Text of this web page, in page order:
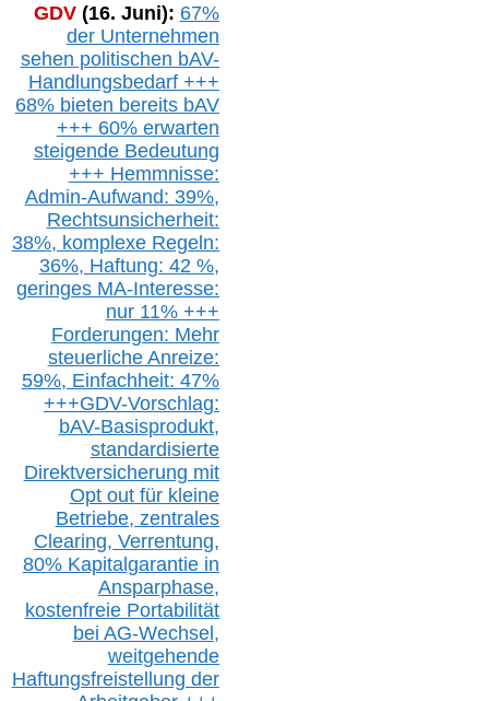
GDV (16. Juni): 67%
der Unternehmen
sehen politischen bAV-
Handlungsbedarf +++
68% bieten bereits bAV
+++ 60% erwarten
steigende Bedeutung
+++ Hemmnisse:
Admin-Aufwand: 39%,
Rechtsunsicherheit:
38%, komplexe Regeln:
36%, Haftung: 42 %,
geringes MA-Interesse:
nur 11% +++
Forderungen: Mehr
steuerliche Anreize:
59%, Einfachheit: 47%
+++GDV-Vorschlag:
bAV-Basisprodukt,
standardisierte
Direktversicherung mit
Opt outfür kleine
Betriebe, zentrales
Clearing, Verrentung,
80% Kapitalgarantie in
Ansparphase,
kostenfreie Portabilität
bei AG-Wechsel,
weitgehende
Haftungsfreistellung der